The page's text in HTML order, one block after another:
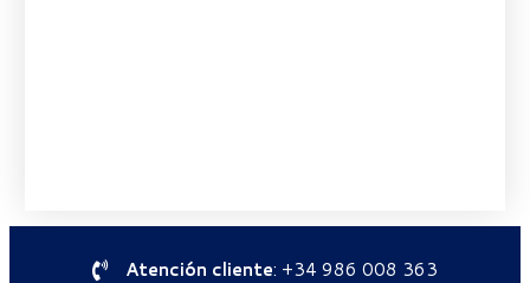
Atención cliente: +34 986 008 363